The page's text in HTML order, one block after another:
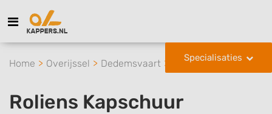
Specialisaties
Home Overijssel Dedemsvaart Roliens Kapschuur
Roliens Kapschuur